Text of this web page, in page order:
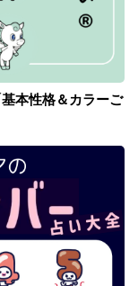
本性格＆カラーご